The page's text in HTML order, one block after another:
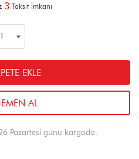
3 Taksit İmkanı
EKLE
AL
Pazartesi günü kargoda.